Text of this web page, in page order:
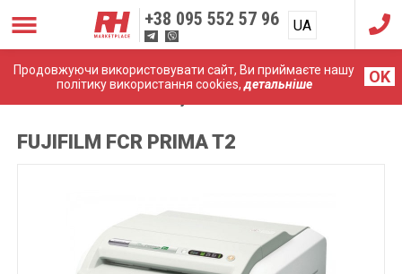
Продовжуючи використовувати сайт, Ви приймаєте нашу
політику використання cookies,детальніше OK
+38 095 552 57 96 UA
RU
FUJIFILM FCR PRIMA T2